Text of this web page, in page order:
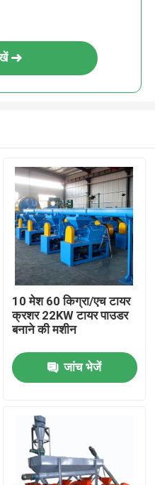
10 मेश 60 किग्रा/एच टायर
क्रशर 22KW टायर पाउडर
बनाने की मशीन
जांच भेजें